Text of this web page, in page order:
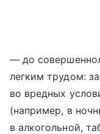
— до
легким трудом:
во вредных
(например, в
в алкогольной,